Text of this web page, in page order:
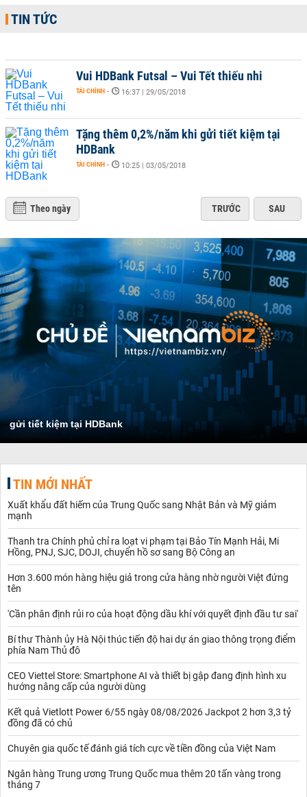
TIN TỨC
Vui HDBank Futsal – Vui Tết thiếu nhi
TÀI CHÍNH - 16:37 | 29/05/2018
Tặng thêm 0,2%/năm khi gửi tiết kiệm tại
HDBank
TÀI CHÍNH - 10:25 | 03/05/2018
Theo ngày TRƯỚC SAU
gửi tiết kiệm tại HDBank
TIN MỚI NHẤT
Xuất khẩu đất hiếm của Trung Quốc sang Nhật Bản và Mỹ giảm
mạnh
Thanh tra Chính phủ chỉ ra loạt vi phạm tại Bảo Tín Mạnh Hải, Mi
Hồng, PNJ, SJC, DOJI, chuyển hồ sơ sang Bộ Công an
Hơn 3.600 món hàng hiệu giả trong cửa hàng nhờ người Việt đứng
tên
'Cần phân định rủi ro của hoạt động dầu khí với quyết định đầu tư sai'
Bí thư Thành ủy Hà Nội thúc tiến độ hai dự án giao thông trọng điểm
phía Nam Thủ đô
CEO Viettel Store: Smartphone AI và thiết bị gập đang định hình xu
hướng nâng cấp của người dùng
Kết quả Vietlott Power 6/55 ngày 08/08/2026 Jackpot 2 hơn 3,3 tỷ
đồng đã có chủ
Chuyên gia quốc tế đánh giá tích cực về tiền đồng của Việt Nam
Ngân hàng Trung ương Trung Quốc mua thêm 20 tấn vàng trong
tháng 7